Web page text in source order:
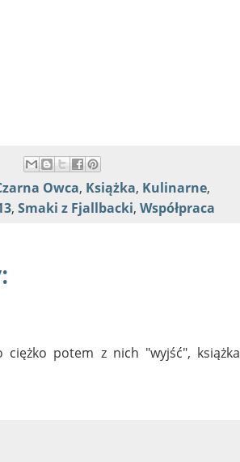
Owca, Książka, Kulinarne,
, Smaki z Fjallbacki, Współpraca
potem z nich "wyjść", książka